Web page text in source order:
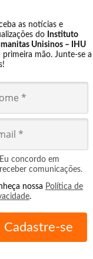
as notícias e
do Instituto
Unisinos – IHU
primeira mão. Junte-se a
Eu concordo em
receber comunicações.
nossa Política de
.